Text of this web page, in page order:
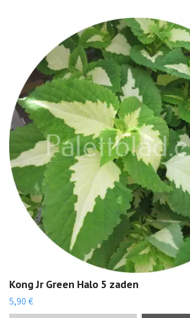
Kong Jr Green Halo 5 zaden
5,90 €